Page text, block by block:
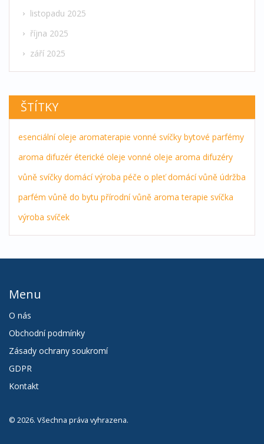
listopadu 2025
října 2025
září 2025
ŠTÍTKY
esenciální oleje aromaterapie vonné svíčky bytové parfémy
aroma difuzér éterické oleje vonné oleje aroma difuzéry
vůně svíčky domácí výroba péče o pleť domácí vůně údržba
parfém vůně do bytu přírodní vůně aroma terapie svíčka
výroba svíček
Menu
O nás
Obchodní podmínky
Zásady ochrany soukromí
GDPR
Kontakt
© 2026. Všechna práva vyhrazena.